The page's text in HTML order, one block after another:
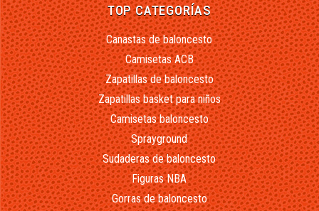
TOP CATEGORÍAS
Canastas de baloncesto
Camisetas ACB
Zapatillas de baloncesto
Zapatillas basket para niños
Camisetas baloncesto
Sprayground
Sudaderas de baloncesto
Figuras NBA
Gorras de baloncesto